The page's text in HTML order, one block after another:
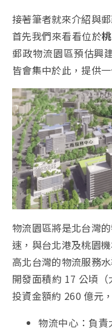
接著筆者就來介紹與
首先我們來看看位於
郵政物流園區預估興
皆會集中於此，提供
物流園區將是北台灣
速，與台北港及桃園
高北台灣的物流服務
開發面積約 17 公頃（
投資金額約 260 億元
物流中心：負